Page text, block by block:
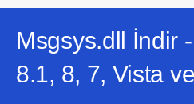
Msgsys.dll İndir
8.1, 8, 7, Vista